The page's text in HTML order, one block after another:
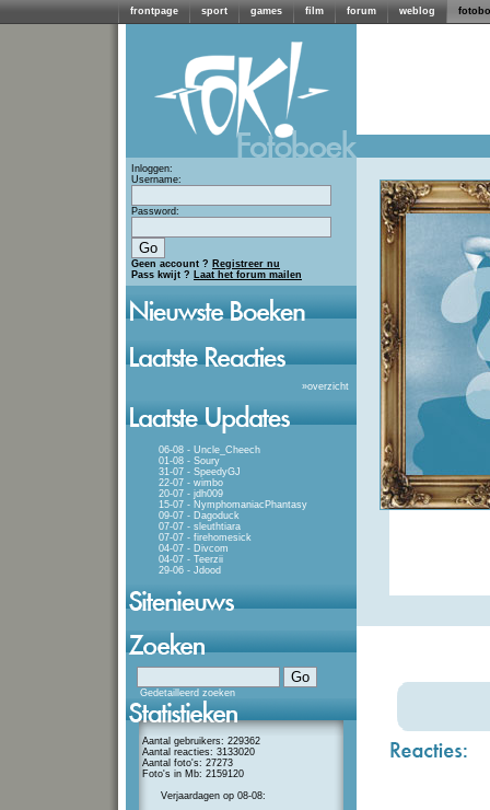
frontpage sport games film forum weblog
Inloggen:
Username:
Password:
Geen account ? Registreer nu
Pass kwijt ? Laat het forum mailen
»overzicht
06-08 - Uncle_Cheech
01-08 - Soury
31-07 - SpeedyGJ
22-07 - wimbo
20-07 - jdh009
15-07 - NymphomaniacPhantasy
09-07 - Dagoduck
07-07 - sleuthtiara
07-07 - firehomesick
04-07 - Divcom
04-07 - Teerzii
29-06 - Jdood
Gedetailleerd zoeken
Aantal gebruikers: 229362
Aantal reacties: 3133020
Aantal foto's: 27273
Foto's in Mb: 2159120
Verjaardagen op 08-08: